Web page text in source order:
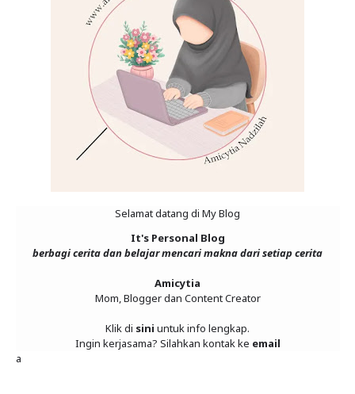
Selamat datang di My Blog
It's Personal Blog
berbagi cerita dan belajar mencari makna dari setiap cerita
Amicytia
Mom, Blogger dan Content Creator
Klik di sini untuk info lengkap.
Ingin kerjasama? Silahkan kontak ke email
a